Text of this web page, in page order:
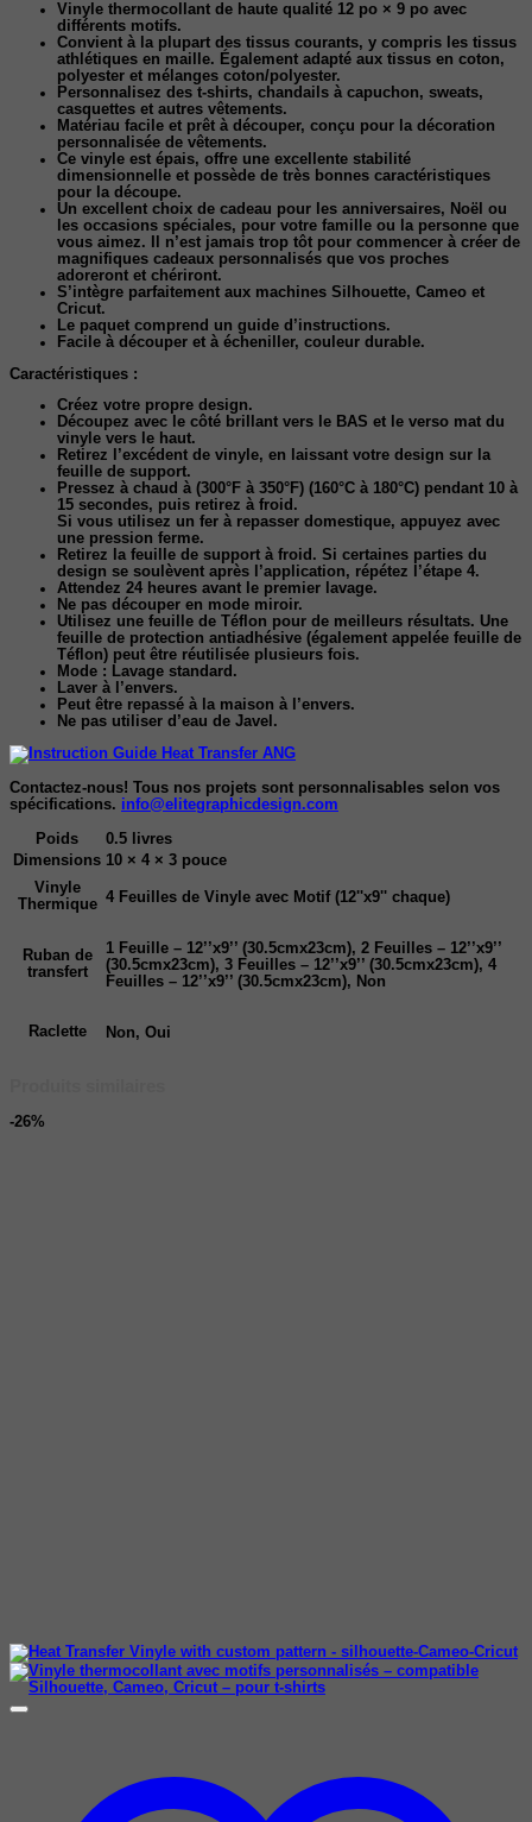
Vinyle thermocollant de haute qualité 12 po × 9 po avec
différents motifs.
Convient à la plupart des tissus courants, y compris les tissus
athlétiques en maille. Également adapté aux tissus en coton,
polyester et mélanges coton/polyester.
Personnalisez des t-shirts, chandails à capuchon, sweats,
casquettes et autres vêtements.
Matériau facile et prêt à découper, conçu pour la décoration
personnalisée de vêtements.
Ce vinyle est épais, offre une excellente stabilité
dimensionnelle et possède de très bonnes caractéristiques
pour la découpe.
Un excellent choix de cadeau pour les anniversaires, Noël ou
les occasions spéciales, pour votre famille ou la personne que
vous aimez. Il n’est jamais trop tôt pour commencer à créer de
magnifiques cadeaux personnalisés que vos proches
adoreront et chériront.
S’intègre parfaitement aux machines Silhouette, Cameo et
Cricut.
Le paquet comprend un guide d’instructions.
Facile à découper et à écheniller, couleur durable.
Caractéristiques :
Créez votre propre design.
Découpez avec le côté brillant vers le BAS et le verso mat du
vinyle vers le haut.
Retirez l’excédent de vinyle, en laissant votre design sur la
feuille de support.
Pressez à chaud à (300°F à 350°F) (160°C à 180°C) pendant 10 à
15 secondes, puis retirez à froid.
Si vous utilisez un fer à repasser domestique, appuyez avec
une pression ferme.
Retirez la feuille de support à froid. Si certaines parties du
design se soulèvent après l’application, répétez l’étape 4.
Attendez 24 heures avant le premier lavage.
Ne pas découper en mode miroir.
Utilisez une feuille de Téflon pour de meilleurs résultats. Une
feuille de protection antiadhésive (également appelée feuille de
Téflon) peut être réutilisée plusieurs fois.
Mode : Lavage standard.
Laver à l’envers.
Peut être repassé à la maison à l’envers.
Ne pas utiliser d’eau de Javel.
Contactez-nous! Tous nos projets sont personnalisables selon vos
spécifications. info@elitegraphicdesign.com
Poids
0.5 livres
Dimensions 10 × 4 × 3 pouce
Vinyle
Thermique 4 Feuilles de Vinyle avec Motif (12''x9'' chaque)
Ruban de
transfert
1 Feuille – 12’’x9’’ (30.5cmx23cm), 2 Feuilles – 12’’x9’’
(30.5cmx23cm), 3 Feuilles – 12’’x9’’ (30.5cmx23cm), 4
Feuilles – 12’’x9’’ (30.5cmx23cm), Non
Raclette Non, Oui
-26%